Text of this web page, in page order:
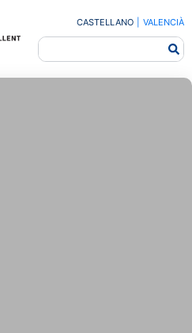
CASTELLANO VALENCIÀ